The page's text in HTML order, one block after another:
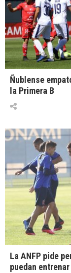
Ñublense
la Primera B
La ANFP pide
puedan entrenar